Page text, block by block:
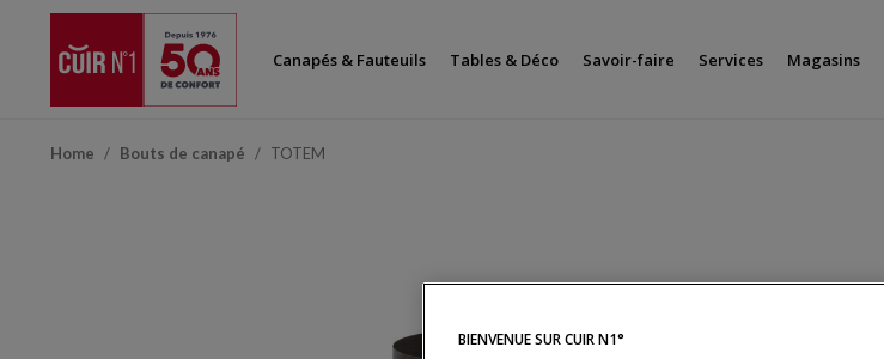
Canapés & Fauteuils Tables & Déco Savoir-faire Services Magasins
Home Bouts de canapé TOTEM
BIENVENUE SUR CUIR N1°